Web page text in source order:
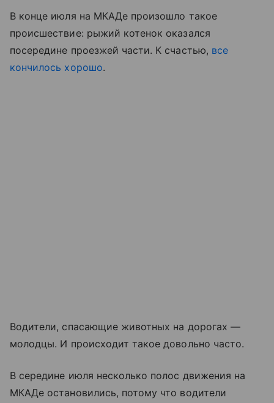
В конце июля на МКАДе произошло такое
происшествие: рыжий котенок оказался
посередине проезжей части. К счастью, все
кончилось хорошо.
Водители, спасающие животных на дорогах —
молодцы. И происходит такое довольно часто.
В середине июля несколько полос движения на
МКАДе остановились, потому что водители